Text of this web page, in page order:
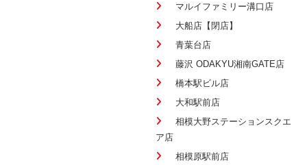
マルイファミリー溝口店
大船店【閉店】
青葉台店
藤沢 ODAKYU湘南GATE店
橋本駅ビル店
大和駅前店
相模大野ステーションスクエ
ア店
相模原駅前店